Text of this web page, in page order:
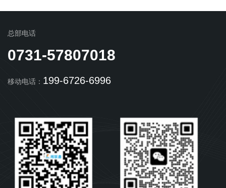
总部电话
0731-57807018
移动电话： 199-6726-6996